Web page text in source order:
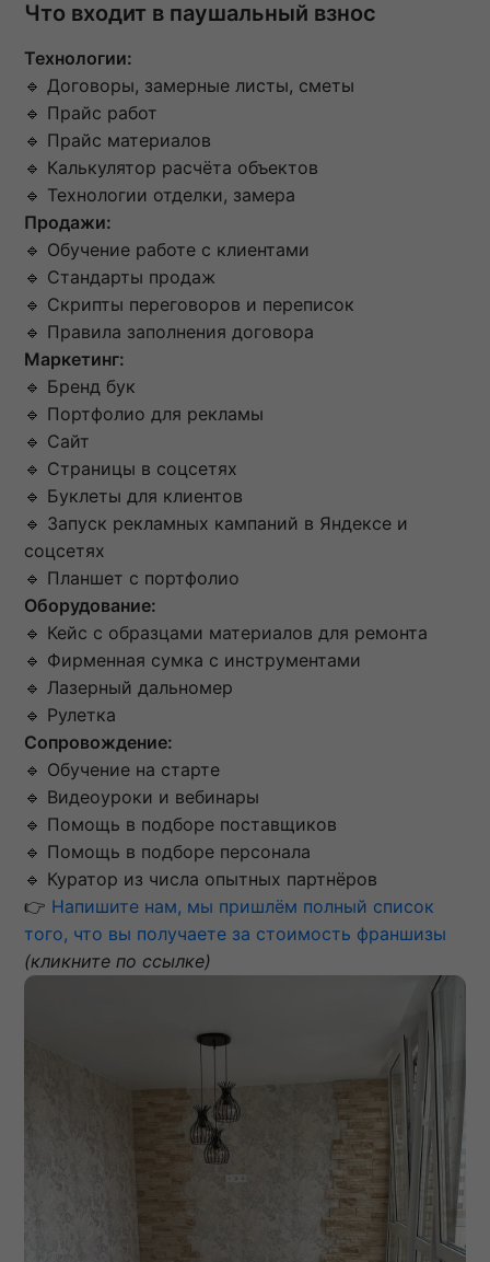
Что входит в паушальный взнос
Технологии:
🔹 Договоры, замерные листы, сметы
🔹 Прайс работ
🔹 Прайс материалов
🔹 Калькулятор расчёта объектов
🔹 Технологии отделки, замера
Продажи:
🔹 Обучение работе с клиентами
🔹 Стандарты продаж
🔹 Скрипты переговоров и переписок
🔹 Правила заполнения договора
Маркетинг:
🔹 Бренд бук
🔹 Портфолио для рекламы
🔹 Сайт
🔹 Страницы в соцсетях
🔹 Буклеты для клиентов
🔹 Запуск рекламных кампаний в Яндексе и
соцсетях
🔹 Планшет с портфолио
Оборудование:
🔹 Кейс с образцами материалов для ремонта
🔹 Фирменная сумка с инструментами
🔹 Лазерный дальномер
🔹 Рулетка
Сопровождение:
🔹 Обучение на старте
🔹 Видеоуроки и вебинары
🔹 Помощь в подборе поставщиков
🔹 Помощь в подборе персонала
🔹 Куратор из числа опытных партнёров
👉 Напишите нам, мы пришлём полный список
того, что вы получаете за стоимость франшизы
(кликните по ссылке)